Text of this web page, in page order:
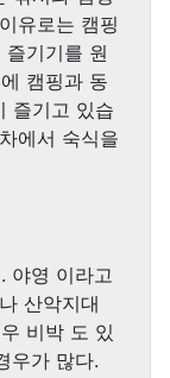
유로는 캠핑
기기를 원
캠핑과 동
즐기고 있습
에서 숙식을
야영 이라고
산악지대
비박 도 있
우가 많다.